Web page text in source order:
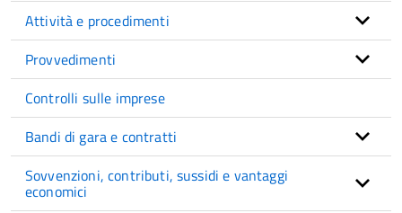
Attività e procedimenti
Provvedimenti
Controlli sulle imprese
Bandi di gara e contratti
Sovvenzioni, contributi, sussidi e vantaggi
economici